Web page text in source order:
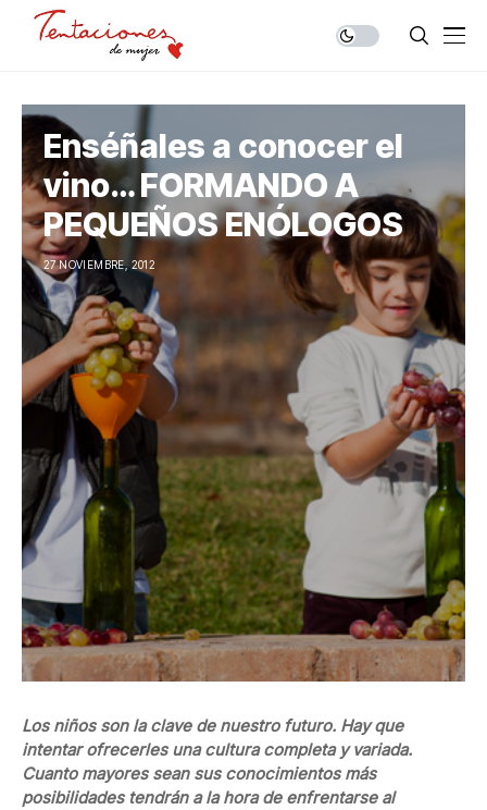
Enséñales a conocer el
vino… FORMANDO A
PEQUEÑOS ENÓLOGOS
27 NOVIEMBRE, 2012
Los niños son la clave de nuestro futuro. Hay que
intentar ofrecerles una cultura completa y variada.
Cuanto mayores sean sus conocimientos más
posibilidades tendrán a la hora de enfrentarse al